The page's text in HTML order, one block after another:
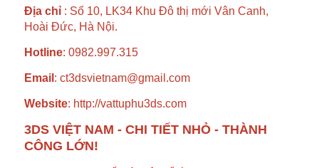
Địa chỉ : Số 10, LK34 Khu Đô thị mới Vân Canh,
Hoài Đức, Hà Nội.
Hotline: 0982.997.315
Email : ct3dsvietnam@gmail.com
Website: http://vattuphu3ds.com
3DS VIỆT NAM - CHI TIẾT NHỎ - THÀNH
CÔNG LỚN!